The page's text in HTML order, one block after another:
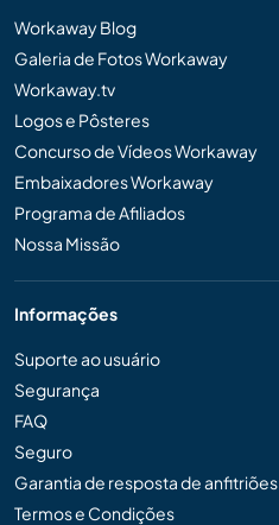
Workaway Blog
Galeria de Fotos Workaway
Workaway.tv
Logos e Pôsteres
Concurso de Vídeos Workaway
Embaixadores Workaway
Programa de Afiliados
Nossa Missão
Informações
Suporte ao usuário
Segurança
FAQ
Seguro
Garantia de resposta de anfitriões
Termos e Condições